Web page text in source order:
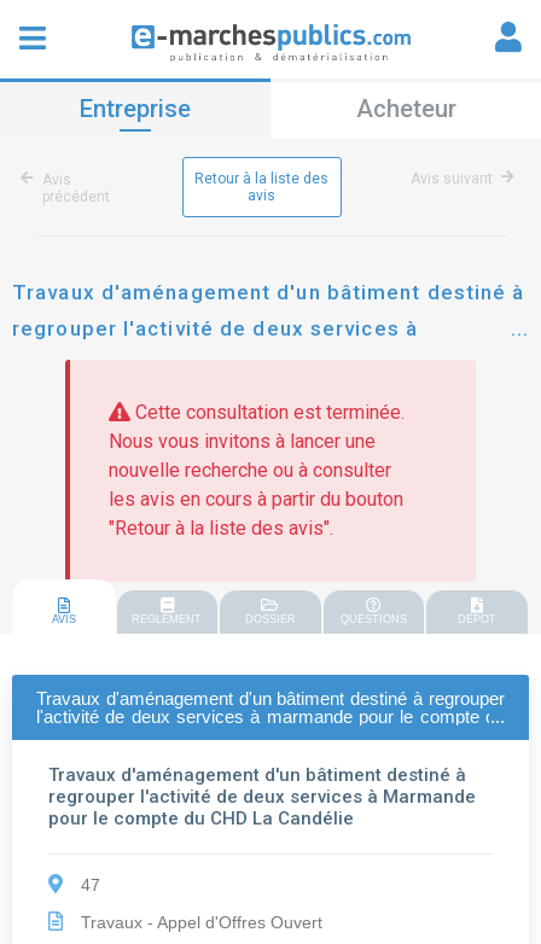
Entreprise Acheteur
Avis
précédent
Retour à la liste des
avis
Avis suivant
Travaux d'aménagement d'un bâtiment destiné à
regrouper l'activité de deux services à
marmande pour le compte du chd la candélie
Cette consultation est terminée.
Nous vous invitons à lancer une
nouvelle recherche ou à consulter
les avis en cours à partir du bouton
"Retour à la liste des avis".
AVIS REGLEMENT DOSSIER QUESTIONS DEPOT
Travaux d'aménagement d'un bâtiment destiné à regrouper
l'activité de deux services à marmande pour le compte du
Travaux d'aménagement d'un bâtiment destiné à
regrouper l'activité de deux services à Marmande
pour le compte du CHD La Candélie
47
Travaux - Appel d'Offres Ouvert